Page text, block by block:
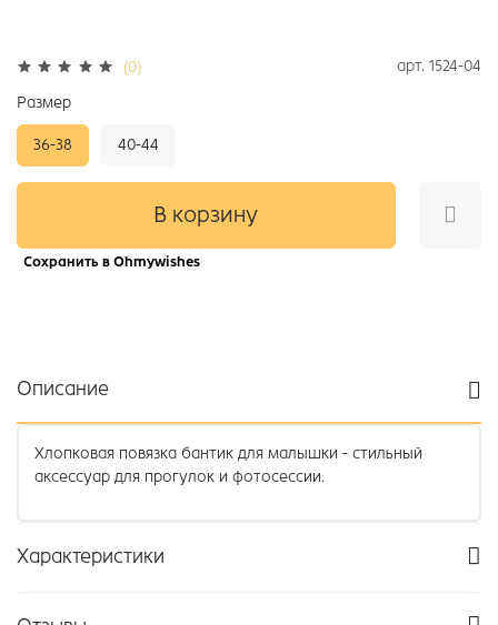
(0) арт. 1524-04
В корзину
Сохранить в Ohmywishes
Размер
36-38 40-44
Описание
Хлопковая повязка бантик для малышки - стильный
аксессуар для прогулок и фотосессии.
Характеристики